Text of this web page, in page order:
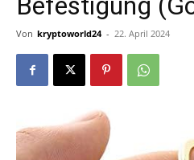
Von kryptoworld24 - 22. April 2024